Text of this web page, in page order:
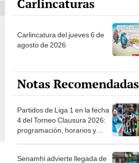
Carlincaturas
Carlincatura del jueves 6 de
agosto de 2026
Notas Recomendadas
Partidos de Liga 1 en la fecha
4 del Torneo Clausura 2026:
programación, horarios y
Senamhi advierte llegada de